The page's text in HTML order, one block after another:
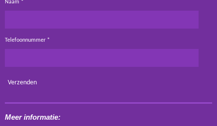
Naam *
Telefoonnummer *
Verzenden
Meer informatie: